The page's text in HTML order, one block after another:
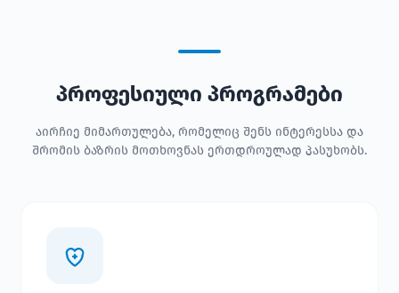
პროფესიული პროგრამები
აირჩიე მიმართულება, რომელიც შენს ინტერესსა და
შრომის ბაზრის მოთხოვნას ერთდროულად პასუხობს.